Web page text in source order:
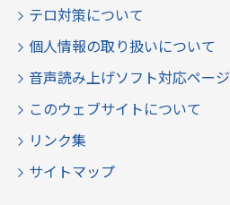
テロ対策について
個人情報の取り扱いについて
音声読み上げソフト対応ページ
このウェブサイトについて
リンク集
サイトマップ